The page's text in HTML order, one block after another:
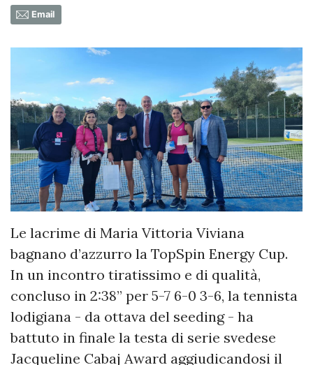
Email
Le lacrime di Maria Vittoria Viviana
bagnano d’azzurro la TopSpin Energy Cup.
In un incontro tiratissimo e di qualità,
concluso in 2:38” per 5-7 6-0 3-6, la tennista
lodigiana - da ottava del seeding - ha
battuto in finale la testa di serie svedese
Jacqueline Cabaj Award aggiudicandosi il